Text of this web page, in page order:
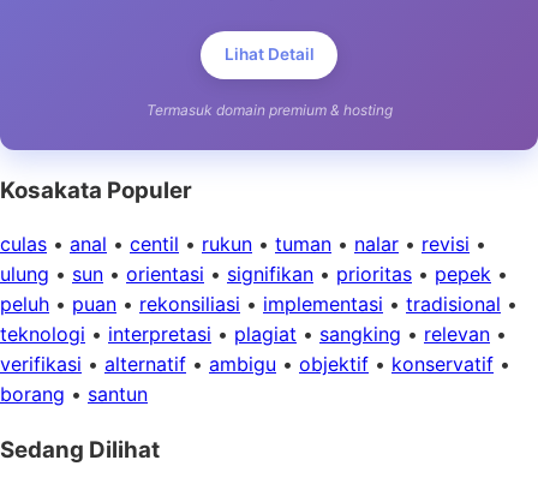
Lihat Detail
Termasuk domain premium & hosting
Kosakata Populer
culas • anal • centil • rukun • tuman • nalar • revisi •
ulung • sun • orientasi • signifikan • prioritas • pepek •
peluh • puan • rekonsiliasi • implementasi • tradisional •
teknologi • interpretasi • plagiat • sangking • relevan •
verifikasi • alternatif • ambigu • objektif • konservatif •
borang • santun
Sedang Dilihat